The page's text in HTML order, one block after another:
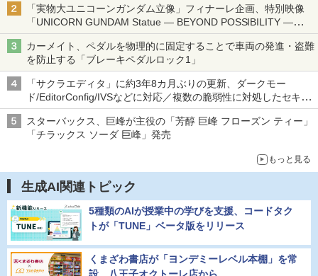
「実物大ユニコーンガンダム立像」フィナーレ企画、特別映像
「UNICORN GUNDAM Statue ― BEYOND POSSIBILITY ―」が
8月22日から10日間限定で上映
カーメイト、ペダルを物理的に固定することで車両の発進・盗難
を防止する「ブレーキペダルロック1」
「サクラエディタ」に約3年8カ月ぶりの更新、ダークモー
ド/EditorConfig/IVSなどに対応／複数の脆弱性に対処したセキュ
リティアップデート
スターバックス、巨峰が主役の「芳醇 巨峰 フローズン ティー」
「チラックス ソーダ 巨峰」発売
もっと見る
生成AI関連トピック
5種類のAIが授業中の学びを支援、コードタク
トが「TUNE」ベータ版をリリース
くまざわ書店が「ヨンデミーレベル本棚」を常
設、八王子オクトーレ店から